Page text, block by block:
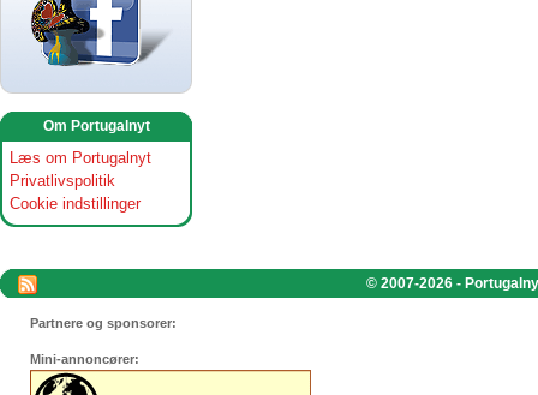
Om Portugalnyt
Læs om Portugalnyt
Privatlivspolitik
Cookie indstillinger
© 2007-2026 -
Partnere og sponsorer:
Mini-annoncører: